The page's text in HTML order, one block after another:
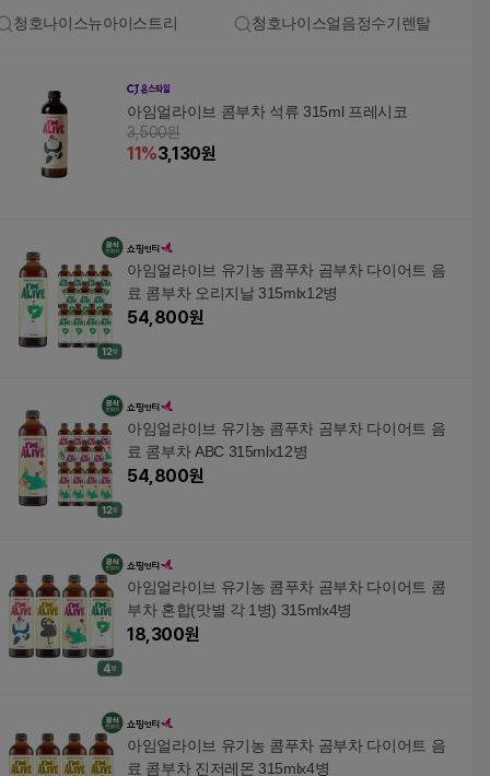
청호나이스뉴아이스트리 청호나이스얼음정수기렌탈
아임얼라이브 콤부차 석류 315ml 프레시코
3,500원
11%3,130원
아임얼라이브 유기농 콤푸차 곰부차 다이어트 음
료 콤부차 오리지날 315mlx12병
54,800원
아임얼라이브 유기농 콤푸차 곰부차 다이어트 음
료 콤부차 ABC 315mlx12병
54,800원
아임얼라이브 유기농 콤푸차 곰부차 다이어트 콤
부차 혼합(맛별 각 1병) 315mlx4병
18,300원
아임얼라이브 유기농 콤푸차 곰부차 다이어트 음
료 콤부차 진저레몬 315mlx4병